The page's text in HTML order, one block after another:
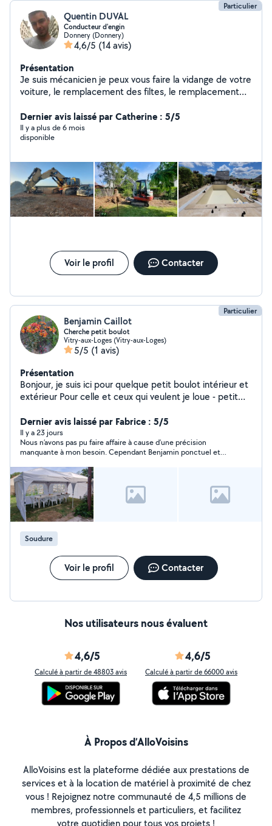
Particulier
Quentin DUVAL
Conducteur d'engin
Donnery (Donnery)
4,6/5 (14 avis)
Présentation
Je suis mécanicien je peux vous faire la vidange de votre
voiture, le remplacement des filtes, le remplacement
véhicules. Je suis aussi conducteur d'engins
Dernier avis laissé par Catherine : 5/5
Il y a plus de 6 mois
disponible
Voir le profil Contacter
Particulier
Benjamin Caillot
Cherche petit boulot
Vitry-aux-Loges (Vitry-aux-Loges)
5/5 (1 avis)
Présentation
Bonjour, je suis ici pour quelque petit boulot intérieur et
extérieur Pour celle et ceux qui veulent je loue - petit
suis soudeur pour ceux qui cherche Hésiter pas à me
contacté au zerosix07933154
Dernier avis laissé par Fabrice : 5/5
Il y a 23 jours
Nous n’avons pas pu faire affaire à cause d’une précision
manquante à mon besoin. Cependant Benjamin ponctuel et
le recommande.
Soudure
Voir le profil Contacter
Nos utilisateurs nous évaluent
4,6/5
Calculé à partir de 48803 avis
4,6/5
Calculé à partir de 66000 avis
À Propos d’AlloVoisins
AlloVoisins est la plateforme dédiée aux prestations de
services et à la location de matériel à proximité de chez
vous ! Rejoignez notre communauté de 4,5 millions de
membres, professionnels et particuliers, et facilitez
votre quotidien pour tous vos projets !